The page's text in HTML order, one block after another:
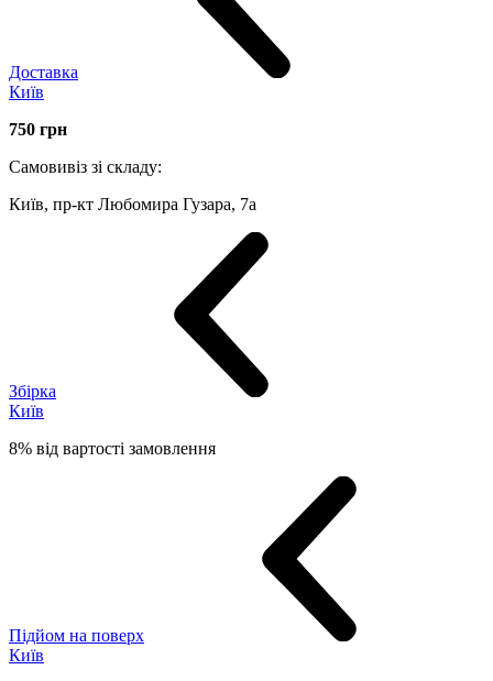
Доставка
Київ
750 грн
Самовивіз зі складу:
Київ, пр-кт Любомира Гузара, 7а
Збірка
Київ
8% від вартості замовлення
Підйом на поверх
Київ